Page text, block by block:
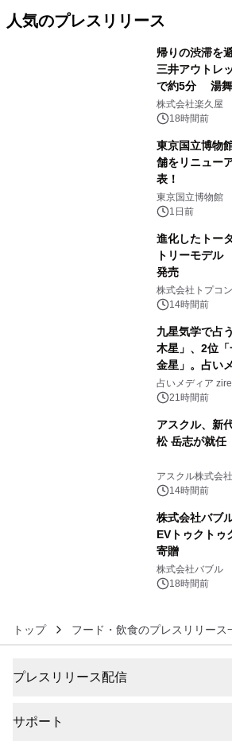
人気のプレスリリース
帰りの渋滞を
三井アウトレ
で約5分 湯舞
メニューを提供
株式会社楽久屋
18時間前
東京国立博物
舗をリニュー
表！
東京国立博物館
1日前
進化したトー
トリーモデル
発売
株式会社トプコン
14時間前
九星気学で占
木星」、2位
金星」。占い
ングを発表
占いメディア
21時間前
アスクル、新
松 岳志が就任
アスクル株式会社
14時間前
株式会社バブ
EVトゥクトゥ
寄贈
株式会社バブル
18時間前
トップ フード・飲食のプレスリリース
プレスリリース配信
サポート